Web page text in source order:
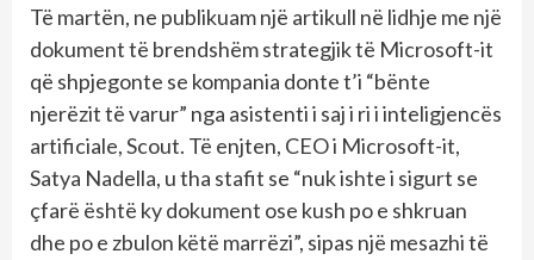
Të martën, ne publikuam një artikull në lidhje me një
dokument të brendshëm strategjik të Microsoft-it
që shpjegonte se kompania donte t’i “bënte
njerëzit të varur” nga asistenti i saj i ri i inteligjencës
artificiale, Scout. Të enjten, CEO i Microsoft-it,
Satya Nadella, u tha stafit se “nuk ishte i sigurt se
çfarë është ky dokument ose kush po e shkruan
dhe po e zbulon këtë marrëzi”, sipas një mesazhi të